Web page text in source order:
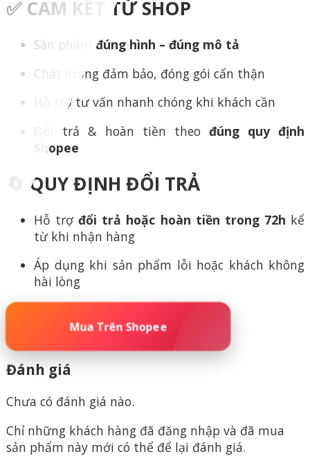
✅ CAM KẾT TỪ SHOP
Sản phẩm đúng hình – đúng mô tả
Chất lượng đảm bảo, đóng gói cẩn thận
Hỗ trợ tư vấn nhanh chóng khi khách cần
Đổi trả & hoàn tiền theo đúng quy định
Shopee
🔄 QUY ĐỊNH ĐỔI TRẢ
Hỗ trợđổi trả hoặc hoàn tiền trong 72h kể
từ khi nhận hàng
Áp dụng khi sản phẩm lỗi hoặc khách không
hài lòng
🚀 ĐẶT MUA NGAY – SỐ LƯỢNG CÓ HẠN
Đánh giá
Chưa có đánh giá nào.
Chỉ những khách hàng đã đăng nhập và đã mua
sản phẩm này mới có thể để lại đánh giá.